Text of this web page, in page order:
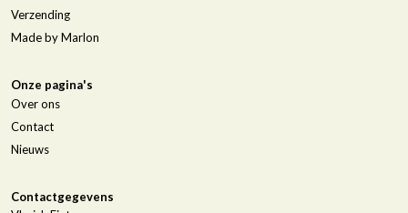
Verzending
Made by Marlon
Onze pagina's
Over ons
Contact
Nieuws
Contactgegevens